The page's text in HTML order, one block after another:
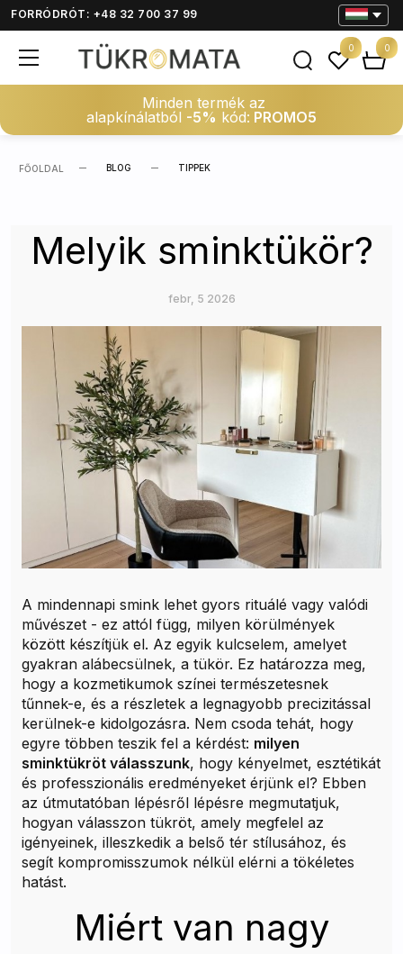
FORRÓDRÓT: +48 32 700 37 99
Minden termék az
alapkínálatból -5% kód: PROMO5
0 0
FŐOLDAL BLOG TIPPEK
Melyik sminktükör?
febr, 5 2026
A mindennapi smink lehet gyors rituálé vagy valódi
művészet - ez attól függ, milyen körülmények
között készítjük el. Az egyik kulcselem, amelyet
gyakran alábecsülnek, a tükör. Ez határozza meg,
hogy a kozmetikumok színei természetesnek
tűnnek-e, és a részletek a legnagyobb precizitással
kerülnek-e kidolgozásra. Nem csoda tehát, hogy
egyre többen teszik fel a kérdést: milyen
sminktükröt válasszunk, hogy kényelmet, esztétikát
és professzionális eredményeket érjünk el? Ebben
az útmutatóban lépésről lépésre megmutatjuk,
hogyan válasszon tükröt, amely megfelel az
igényeinek, illeszkedik a belső tér stílusához, és
segít kompromisszumok nélkül elérni a tökéletes
hatást.
Miért van nagy